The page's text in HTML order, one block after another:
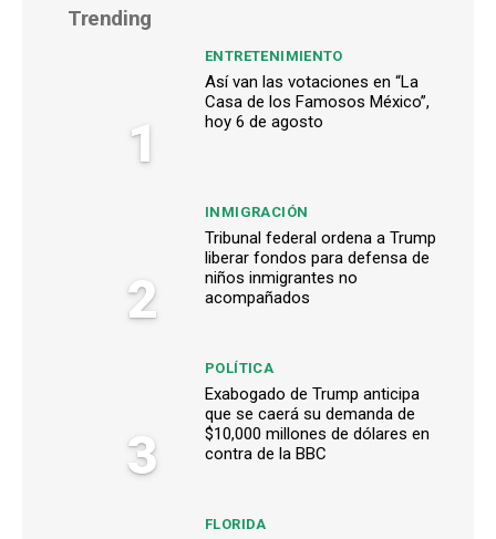
Trending
1
ENTRETENIMIENTO
Así van las votaciones en “La
Casa de los Famosos México”,
hoy 6 de agosto
2
INMIGRACIÓN
Tribunal federal ordena a Trump
liberar fondos para defensa de
niños inmigrantes no
acompañados
3
POLÍTICA
Exabogado de Trump anticipa
que se caerá su demanda de
$10,000 millones de dólares en
contra de la BBC
FLORIDA